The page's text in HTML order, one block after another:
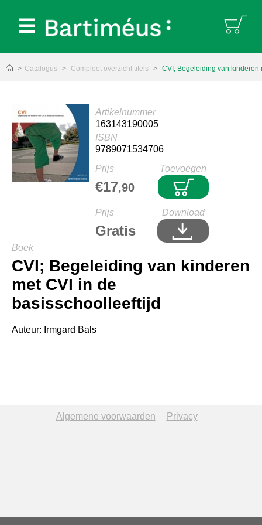
Catalogus Compleet overzicht titels CVI; Begeleiding van
Boek
CVI; Begeleiding van kinderen
met CVI in de
basisschoolleeftijd
Auteur: Irmgard Bals
Prijs
€17,90
Toevoegen
Prijs
Gratis
Download
Artikelnummer
163143190005
ISBN
9789071534706
Algemene voorwaarden Privacy